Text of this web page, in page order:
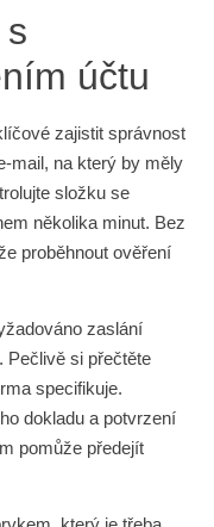
účtu
zajistit správnost
mail, na který by měly
složku se
několika minut. Bez
proběhnout ověření
zaslání
Pečlivě si přečtěte
specifikuje.
dokladu a potvrzení
pomůže předejít